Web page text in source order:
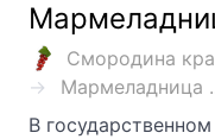
Смородина
Мармеладница
В